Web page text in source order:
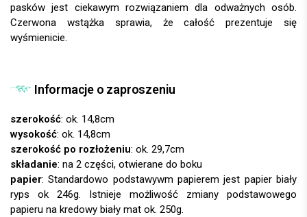
pasków jest ciekawym rozwiązaniem dla odważnych osób.
Czerwona wstążka sprawia, że całość prezentuje się
wyśmienicie.
Informacje o zaproszeniu
szerokość: ok. 14,8cm
wysokość: ok. 14,8cm
szerokość po rozłożeniu: ok. 29,7cm
składanie: na 2 części, otwierane do boku
papier: